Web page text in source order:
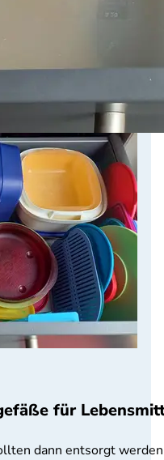
für
dann entsorgt